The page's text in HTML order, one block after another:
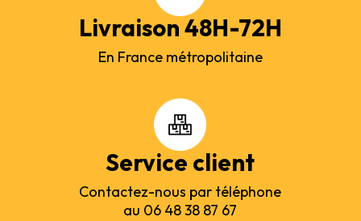
Livraison 48H-72H
En France métropolitaine
Service client
Contactez-nous par téléphone
au 06 48 38 87 67